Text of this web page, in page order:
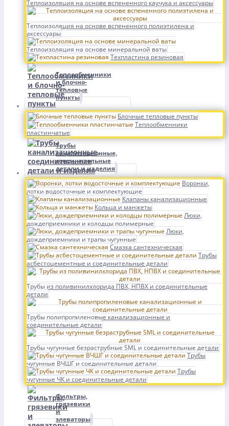
Теплоизоляция на основе вспененного каучука и аксессуары
Теплоизоляция на основе вспененного полиэтилена и
аксессуары
Теплоизоляция на основе минеральной ваты
Техпластина резиновая
Теплообменники
и блочно-
тепловые
пункты
Блочные тепловые пункты
Теплообменники
пластинчатые
Трубы
канализационные,
соединительные
детали и изделия
Воронки,
лотки водосточные и комплектующие
Клапаны канализационные
Кольца и манжеты
Люки,
дождеприемники и колодцы полимерные
Люки,
дождеприемники и трапы чугунные
Смазка сантехническая
Трубы
асбестоцементные и соединительные детали
Трубы из поливинилхлорида ПВХ, НПВХ и соединительные
детали
Трубы полипропиленовые канализационные и
соединительные детали
Трубы чугунные безраструбные SML и соединительные детали
Трубы
чугунные ВЧШГ и соединительные детали
Трубы
чугунные ЧК и соединительные детали
Фильтры,
грязевики
и
элеваторы